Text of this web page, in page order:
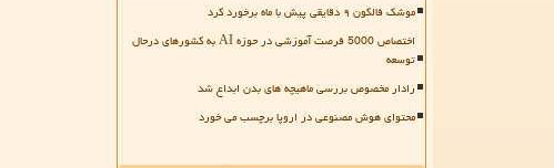
موشک فالکون ۹ دقایقی پیش با ماه برخورد کرد
اختصاص 5000 فرصت آموزشی در حوزه AI به کشورهای درحال
توسعه
رادار مخصوص بررسی ماهیچه های بدن ابداع شد
محتوای هوش مصنوعی در اروپا برچسب می خورد